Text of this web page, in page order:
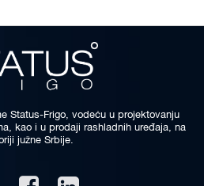
Status-Frigo, vodeću u projektovanju
kao i u prodaji rashladnih uređaja, na
južne Srbije.
Facebook